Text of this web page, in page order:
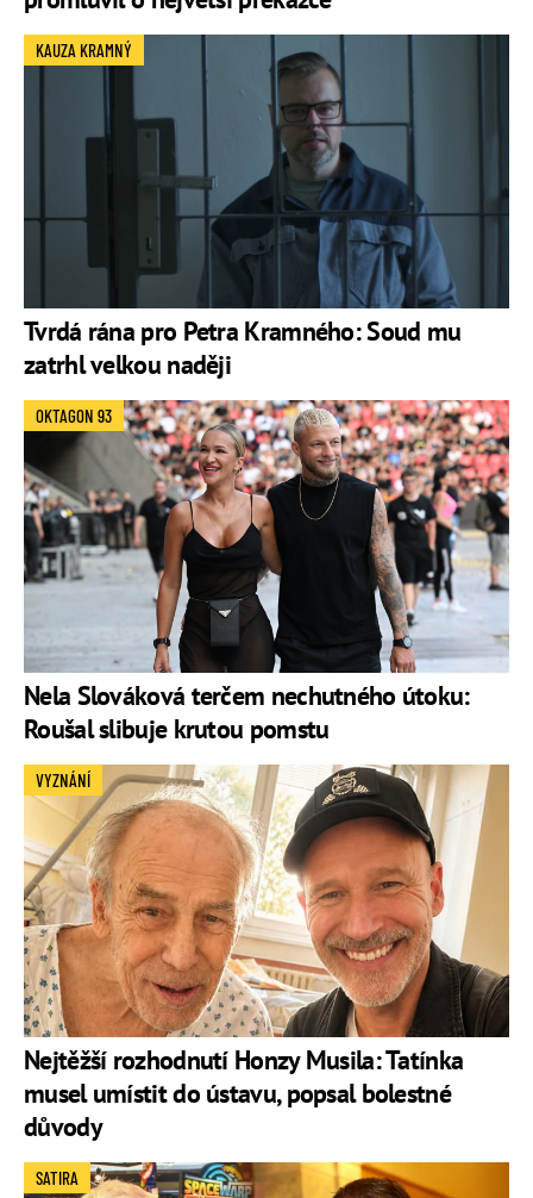
Tvrdá rána pro Petra Kramného: Soud mu
zatrhl velkou naději
KAUZA KRAMNÝ
Nela Slováková terčem nechutného útoku:
Roušal slibuje krutou pomstu
OKTAGON 93
Nejtěžší rozhodnutí Honzy Musila: Tatínka
musel umístit do ústavu, popsal bolestné
důvody
VYZNÁNÍ
SATIRA